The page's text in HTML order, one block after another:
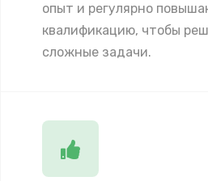
опыт и регулярно
квалификацию, чтобы
сложные задачи.